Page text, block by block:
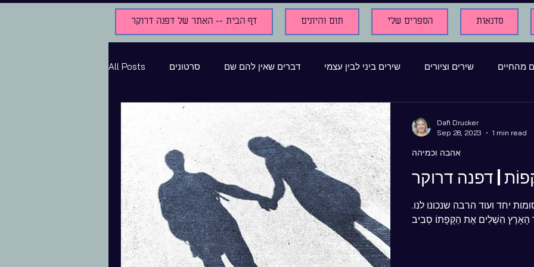
דף הבית -- האתר של דפנה דרוקר תום והיונים הספרים שלי סדנאות
All Posts סרטונים דברים שאין להם שם שירים ביני לבין עצמי שירים וציורים מהחיים
שירים מולחנים ומוקלטים פרסומים בכתבי עת
שירים בהשפעת המצב חדשות אימהות שיר מתוך תמונה
מלחמה קטגוריה ללא שם מוזיקה שירי אהבה English translations כתבות
| דפנה דרוקר
יחד ועוד הרבה שנכונו לנו.
אהבה וכמיהה
Dafi Drucker
Sep 28, 2023
1 min read